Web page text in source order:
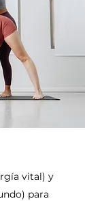
vital) y
para